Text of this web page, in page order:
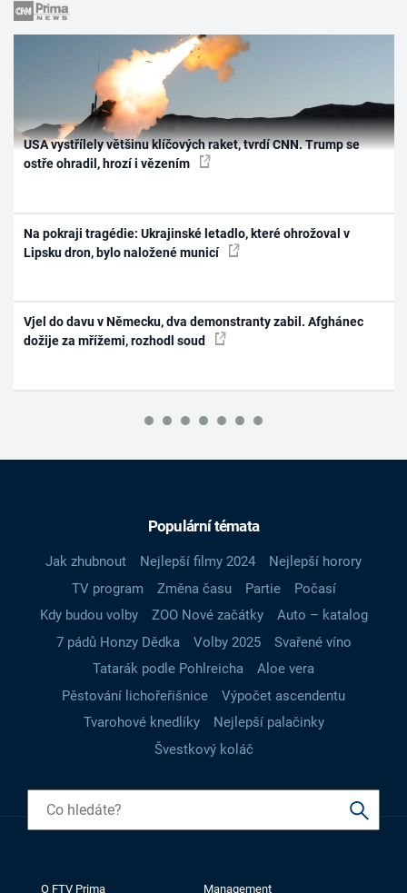
USA vystřílely většinu klíčových raket, tvrdí CNN. Trump se
ostře ohradil, hrozí i vězením
Na pokraji tragédie: Ukrajinské letadlo, které ohrožoval v
Lipsku dron, bylo naložené municí
Vjel do davu v Německu, dva demonstranty zabil. Afghánec
dožije za mřížemi, rozhodl soud
Populární témata
Jak zhubnout Nejlepší filmy 2024
Nejlepší horory
TV program
Změna času Partie
Počasí
Kdy budou volby
ZOO Nové začátky
Auto – katalog
7 pádů Honzy Dědka
Volby 2025
Svařené víno
Tatarák podle Pohlreicha
Aloe vera
Pěstování lichořeřišnice
Výpočet ascendentu
Tvarohové knedlíky
Nejlepší palačinky
Švestkový koláč
O FTV Prima Management